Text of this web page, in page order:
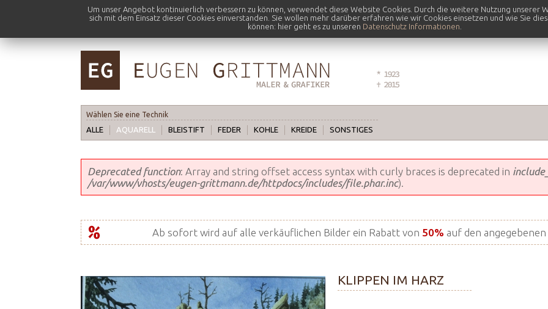
Um unser Angebot kontinuierlich verbessern zu können, verwendet diese Website Cookies. Durch die weitere Nutzung unserer
sich mit dem Einsatz dieser Cookies einverstanden. Sie wollen mehr darüber erfahren wie wir Cookies einsetzen und wie Sie
können: hier geht es zu unseren Datenschutz Informationen
Wählen Sie eine Technik
ALLE AQUARELL BLEISTIFT FEDER KOHLE KREIDE SONSTIGES
Fehlermeldung
Deprecated function: Array and string offset access syntax with curly braces is deprecated in
/var/www/vhosts/eugen-grittmann.de/httpdocs/includes/file.phar.inc).
Ab sofort wird auf alle verkäuflichen Bilder ein Rabatt von 50% auf den
KLIPPEN IM HARZ